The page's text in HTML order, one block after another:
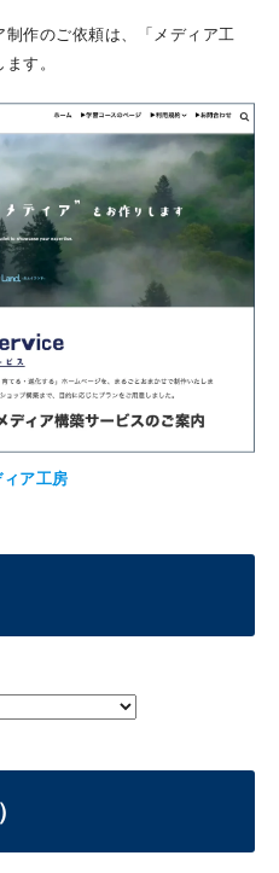
作のご依頼は、「メディア工
す。
ィア工房